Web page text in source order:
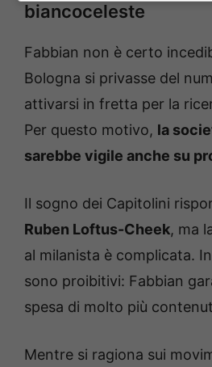
biancoceleste
Fabbian non è certo
Bologna si privasse del
attivarsi in fretta per la
Per questo motivo, la
sarebbe vigile anche su
Il sogno dei Capitolini
Ruben Loftus-Cheek, ma
al milanista è complicata.
sono proibitivi: Fabbian
spesa di molto più
Mentre si ragiona sui